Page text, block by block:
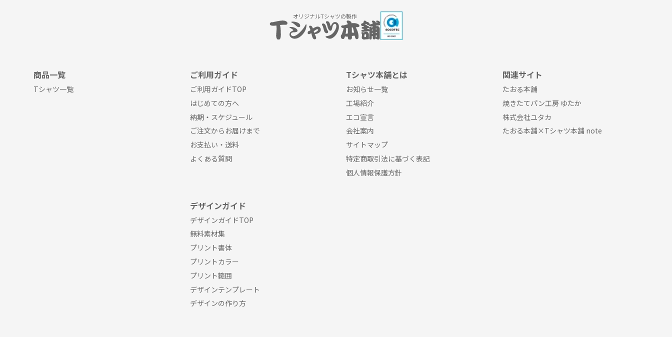
オリジナルTシャツの製作
商品一覧
Tシャツ一覧
ご利用ガイド
ご利用ガイドTOP
はじめての方へ
納期・スケジュール
ご注文からお届けまで
お支払い・送料
よくある質問
デザインガイド
デザインガイドTOP
無料素材集
プリント書体
プリントカラー
プリント範囲
デザインテンプレート
デザインの作り方
Tシャツ本舗とは
お知らせ一覧
工場紹介
エコ宣言
会社案内
サイトマップ
特定商取引法に基づく表記
個人情報保護方針
関連サイト
たおる本舗
焼きたてパン工房 ゆたか
株式会社ユタカ
たおる本舗×Tシャツ本舗 note